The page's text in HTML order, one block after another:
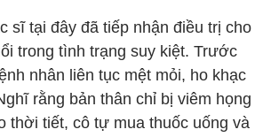
sĩ tại đây đã tiếp nhận điều trị cho
trong tình trạng suy kiệt. Trước
nhân liên tục mệt mỏi, ho khạc
rằng bản thân chỉ bị viêm họng
thời tiết, cô tự mua thuốc uống và